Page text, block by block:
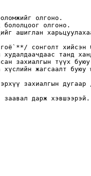
олгоно.
олгоно.
ашиглан
сонголт хийсэн
танд
захиалгын түүх
жагсаалт
захиалгын